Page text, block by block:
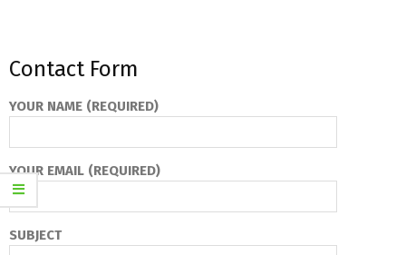
Contact Form
YOUR NAME (REQUIRED)
YOUR EMAIL (REQUIRED)
SUBJECT